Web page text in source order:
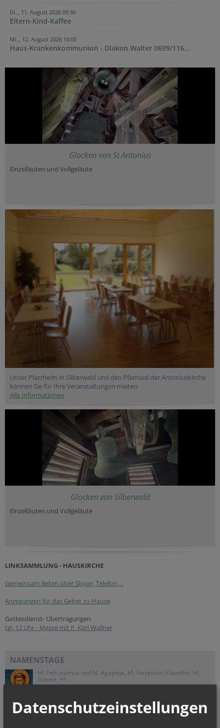
Di.., 11. August 2026 09:30
Eltern-Kind-Kaffee
Mi.., 12. August 2026 10:00
Haus-Krankenkommunion - Diakon Walter 0699/116...
Glocken von St.Antonius
Einzelläuten und Vollgeläute
Unser Pfarrheim in Silberwald und den Pfarrsaal der Antoniuskirche
können Sie für Ihre Veranstaltungen mieten.
Alle Informationen.
Glocken von Silberwald
Einzelläuten und Vollgeläute
LINKSAMMLUNG - HAUSKIRCHE
Gemeinsam Beten über Skype, Telefon,...
Anregungen für das Gebet zu Hause
Gottesdienst- Übertragungen
tgl. 12 Uhr - Messe mit P. Karl Wallner
NAMENSTAGE
Hl. Felicissimus und hl. Agapitus, Hl. Gezelinus (Gozelin), Hl.
Gilbert, Hl....
Datenschutzeinstellungen